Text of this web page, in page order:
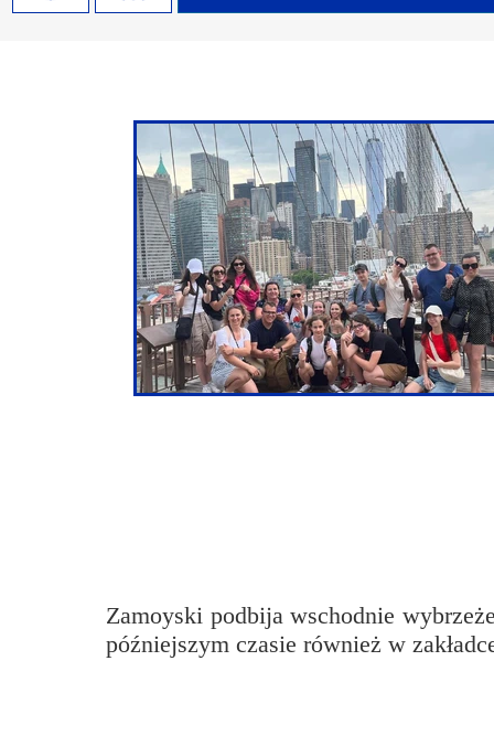
Zamoyski podbija wschodnie
późniejszym czasie również w
Sukcesy
Edukator roku
Ambasador Zamoyskiego
Biblioteka szkolna
Pedagog i Psycholog
Wykaz podręczników
Projekty edukacyjne
Rzecznik Praw Ucznia
mLegitymacja
Konkursy, wykłady
Doradca Zawodowy
Gabinet PZiPP
Dlaczego Zamoyski?
System rekrutacji